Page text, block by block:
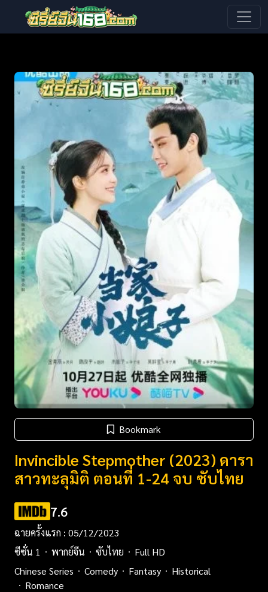
Bookmark
Invincible Stepmother (2023) ดารา
สาวทะลุมิติ ตอนที่ 1-24 จบ ซับไทย
7.6
ฉายครั้งแรก : 05/12/2023
ซีซั่น 1
พากย์จีน ซับไทย
Full HD
Chinese Series
Comedy Fantasy
Historical
Romance